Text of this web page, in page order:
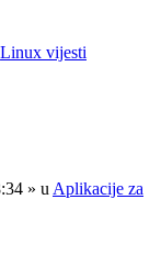
Linux vijesti
» u Aplikacije za